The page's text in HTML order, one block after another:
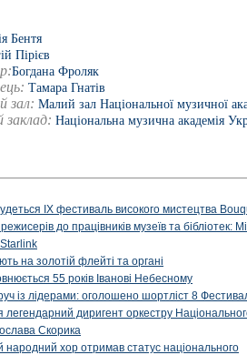
Бентя
Пірієв
Богдана Фроляк
Тамара Гнатів
зал: Малий зал Національної музичної
заклад: Національна музична академія
IX фестиваль високого мистецтва
режисерів до працівників музеїв та
на золотій флейті та органі
55 років Іванові Небесному
із лідерами: оголошено шортліст 8
легендарний диригент оркестру
Скорика
народний хор отримав статус національного